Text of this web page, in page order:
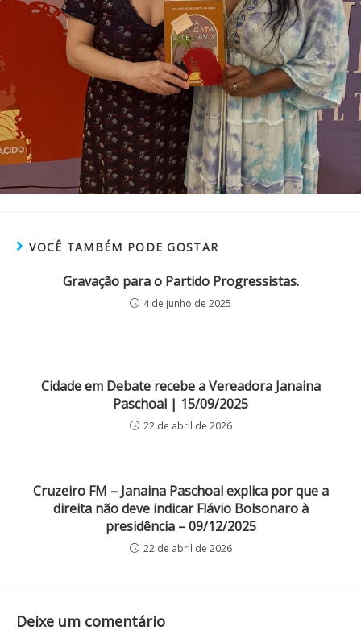
VOCÊ TAMBÉM PODE GOSTAR
Gravação para o Partido Progressistas.
4 de junho de 2025
Cidade em Debate recebe a Vereadora Janaina
Paschoal | 15/09/2025
22 de abril de 2026
Cruzeiro FM – Janaina Paschoal explica por que a
direita não deve indicar Flávio Bolsonaro à
presidência – 09/12/2025
22 de abril de 2026
Deixe um comentário